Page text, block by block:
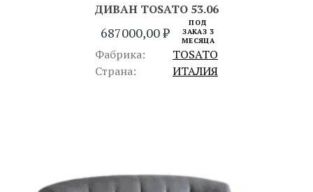
ДИВАН TOSATO 53.06
687000,00₽
ПОД
ЗАКАЗ 3
МЕСЯЦА
Фабрика:
TOSATO
Страна:
ИТАЛИЯ